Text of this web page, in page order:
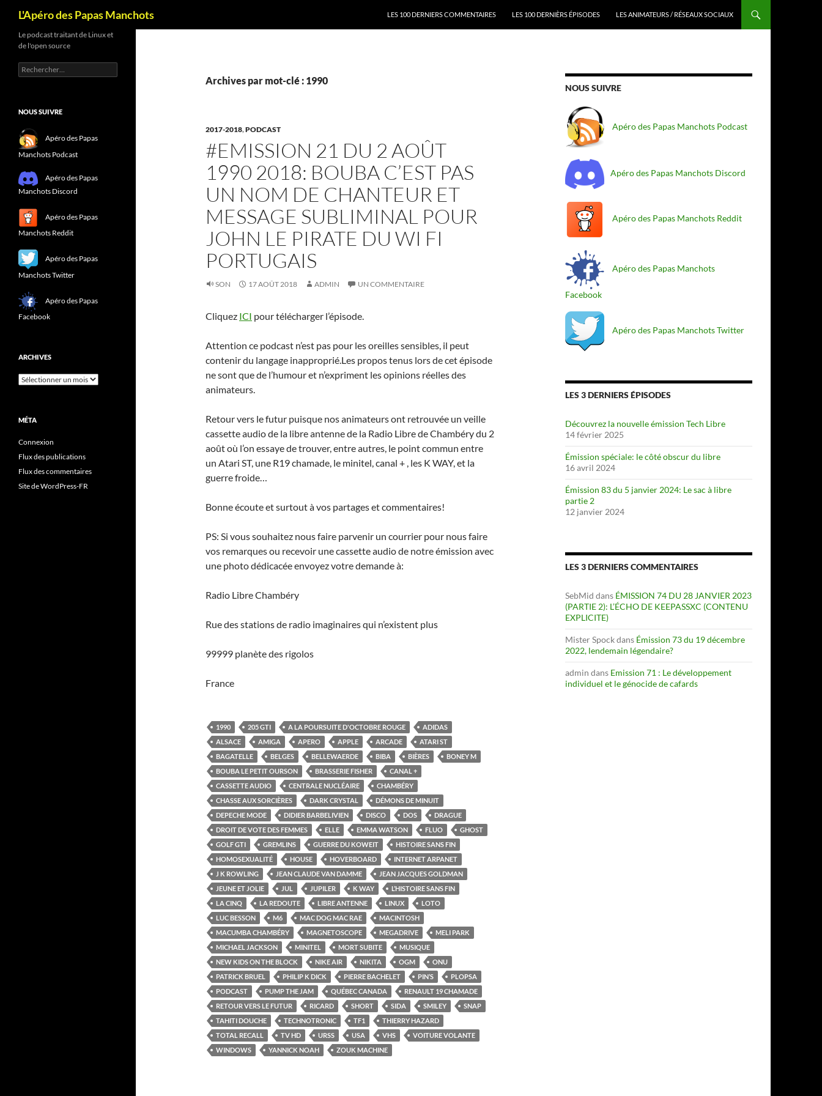
L'Apéro des Papas Manchots
LES 100 DERNIERS COMMENTAIRES
LES 100 DERNIÈRS ÉPISODES LES ANIMATEURS / RÉSEAUX SOCIAUX
Archives par mot-clé : 1990
2017-2018,PODCAST
#EMISSION 21 DU 2 AOÛT
1990 2018: BOUBA C’EST PAS
UN NOM DE CHANTEUR ET
MESSAGE SUBLIMINAL POUR
JOHN LE PIRATE DU WI FI
PORTUGAIS
SON 17 AOÛT 2018 ADMIN UN COMMENTAIRE
Cliquez ICI pour télécharger l’épisode.
Attention ce podcast n’est pas pour les oreilles sensibles, il peut
contenir du langage inapproprié.Les propos tenus lors de cet épisode
ne sont que de l’humour et n’expriment les opinions réelles des
animateurs.
Retour vers le futur puisque nos animateurs ont retrouvée un veille
cassette audio de la libre antenne de la Radio Libre de Chambéry du 2
août où l’on essaye de trouver, entre autres, le point commun entre
un Atari ST, une R19 chamade, le minitel, canal + , les K WAY, et la
guerre froide…
Bonne écoute et surtout à vos partages et commentaires!
PS: Si vous souhaitez nous faire parvenir un courrier pour nous faire
vos remarques ou recevoir une cassette audio de notre émission avec
une photo dédicacée envoyez votre demande à:
Radio Libre Chambéry
Rue des stations de radio imaginaires qui n’existent plus
99999 planète des rigolos
France
1990 205 GTI A LA POURSUITE D'OCTOBRE ROUGE
ADIDAS
ALSACE
AMIGA APERO APPLE ARCADE
ATARI ST
BAGATELLE
BELGES BELLEWAERDE BIBA BIÈRES
BONEY M
BOUBA LE PETIT OURSON
BRASSERIE FISHER
CANAL +
CASSETTE AUDIO
CENTRALE NUCLÉAIRE
CHAMBÉRY
CHASSE AUX SORCIÈRES
DARK CRYSTAL
DÉMONS DE MINUIT
DEPECHE MODE
DIDIER BARBELIVIEN DISCO DOS
DRAGUE
DROIT DE VOTE DES FEMMES
ELLE EMMA WATSON FLUO
GHOST
GOLF GTI
GREMLINS GUERRE DU KOWEIT
HISTOIRE SANS FIN
HOMOSEXUALITÉ
HOUSE HOVERBOARD
INTERNET ARPANET
J K ROWLING
JEAN CLAUDE VAN DAMME
JEAN JACQUES GOLDMAN
JEUNE ET JOLIE
JUL JUPILER K WAY
L’HISTOIRE SANS FIN
LA CINQ
LA REDOUTE LIBRE ANTENNE LINUX
LOTO
LUC BESSON
M6 MAC DOG MAC RAE
MACINTOSH
MACUMBA CHAMBÉRY
MAGNETOSCOPE MEGADRIVE
MELI PARK
MICHAEL JACKSON
MINITEL MORT SUBITE
MUSIQUE
NEW KIDS ON THE BLOCK
NIKE AIR NIKITA OGM
ONU
PATRICK BRUEL
PHILIP K DICK PIERRE BACHELET PIN’S
PLOPSA
PODCAST
PUMP THE JAM QUÉBEC CANADA
RENAULT 19 CHAMADE
RETOUR VERS LE FUTUR
RICARD SHORT SIDA SMILEY
SNAP
TAHITI DOUCHE
TECHNOTRONIC TF1
THIERRY HAZARD
TOTAL RECALL
TV HD URSS USA VHS
VOITURE VOLANTE
WINDOWS
YANNICK NOAH ZOUK MACHINE
NOUS SUIVRE
Apéro des Papas Manchots Podcast
Apéro des Papas Manchots Discord
Apéro des Papas Manchots Reddit
Apéro des Papas Manchots
Facebook
Apéro des Papas Manchots Twitter
LES 3 DERNIERS ÉPISODES
Découvrez la nouvelle émission Tech Libre
14 février 2025
Émission spéciale: le côté obscur du libre
16 avril 2024
Émission 83 du 5 janvier 2024: Le sac à libre
partie 2
12 janvier 2024
LES 3 DERNIERS COMMENTAIRES
SebMid dans ÉMISSION 74 DU 28 JANVIER 2023
(PARTIE 2): L’ÉCHO DE KEEPASSXC (CONTENU
EXPLICITE)
Mister Spockdans Émission 73 du 19 décembre
2022, lendemain légendaire?
admin dans Emission 71 : Le développement
individuel et le génocide de cafards
Le podcast traitant de Linux et
de l'open source
Rechercher :
NOUS SUIVRE
Apéro des Papas
Manchots Podcast
Apéro des Papas
Manchots Discord
Apéro des Papas
Manchots Reddit
Apéro des Papas
Manchots Twitter
Apéro des Papas
Facebook
ARCHIVES
Archives
MÉTA
Connexion
Flux des publications
Flux des commentaires
Site de WordPress-FR